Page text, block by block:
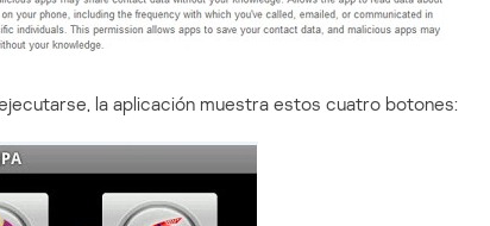
la aplicación muestra estos cuatro botones: